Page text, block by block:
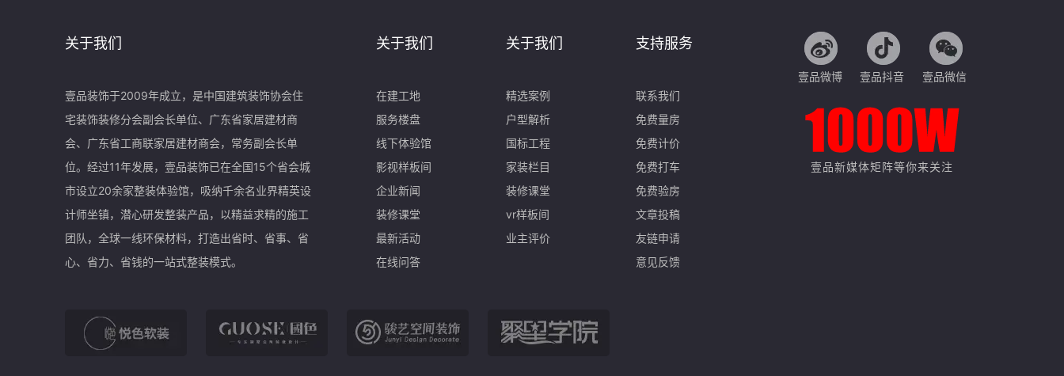
关于我们
壹品装饰于2009年成立，是中国建筑装饰协会住
宅装饰装修分会副会长单位、广东省家居建材商
会、广东省工商联家居建材商会，常务副会长单
位。经过11年发展，壹品装饰已在全国15个省会城
市设立20余家整装体验馆，吸纳千余名业界精英设
计师坐镇，潜心研发整装产品，以精益求精的施工
团队，全球一线环保材料，打造出省时、省事、省
心、省力、省钱的一站式整装模式。
关于我们
在建工地
服务楼盘
线下体验馆
影视样板间
企业新闻
装修课堂
最新活动
在线问答
关于我们
精选案例
户型解析
国标工程
家装栏目
装修课堂
vr样板间
业主评价
支持服务
联系我们
免费量房
免费计价
免费打车
免费验房
文章投稿
友链申请
意见反馈
壹品微博 壹品抖音 壹品微信
壹品新媒体矩阵等你来关注